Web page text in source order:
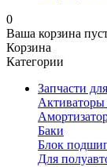
0
Ваша корзина
Корзина
Категории
Запчасти
Активаторы
Баки
Блок
Для